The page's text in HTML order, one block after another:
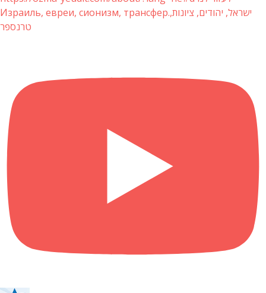
Израиль, евреи, сионизм, трансфер.ישראל, יהודים, ציונות,
טרנספר